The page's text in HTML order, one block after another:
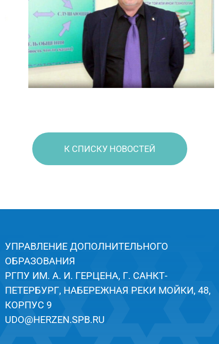
К СПИСКУ НОВОСТЕЙ
УПРАВЛЕНИЕ ДОПОЛНИТЕЛЬНОГО
ОБРАЗОВАНИЯ
РГПУ ИМ. А. И. ГЕРЦЕНА, Г. САНКТ-
ПЕТЕРБУРГ, НАБЕРЕЖНАЯ РЕКИ МОЙКИ, 48,
КОРПУС 9
UDO@HERZEN.SPB.RU